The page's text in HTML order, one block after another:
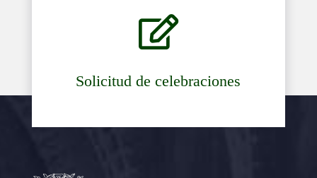

Solicitud de celebraciones